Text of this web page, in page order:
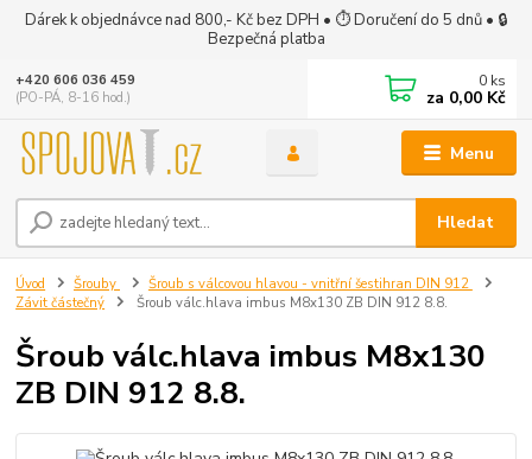
Dárek k objednávce nad 800,- Kč bez DPH • ⏱ Doručení do 5 dnů • 🔒
Bezpečná platba
Menu
Hledat
+420 606 036 459
(PO-PÁ, 8-16 hod.)
0 ks
za 0,00 Kč
Úvod Šrouby
Šroub s válcovou hlavou - vnitřní šestihran DIN 912
Závit částečný
Šroub válc.hlava imbus M8x130 ZB DIN 912 8.8.
Šroub válc.hlava imbus M8x130
ZB DIN 912 8.8.